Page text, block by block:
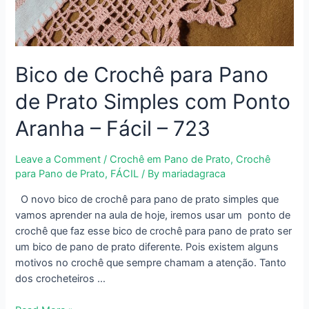
Bico de Crochê para Pano
de Prato Simples com Ponto
Aranha – Fácil – 723
Leave a Comment / Crochê em Pano de Prato, Crochê
para Pano de Prato, FÁCIL / By mariadagraca
O novo bico de crochê para pano de prato simples que
vamos aprender na aula de hoje, iremos usar um ponto de
crochê que faz esse bico de crochê para pano de prato ser
um bico de pano de prato diferente. Pois existem alguns
motivos no crochê que sempre chamam a atenção. Tanto
dos crocheteiros …